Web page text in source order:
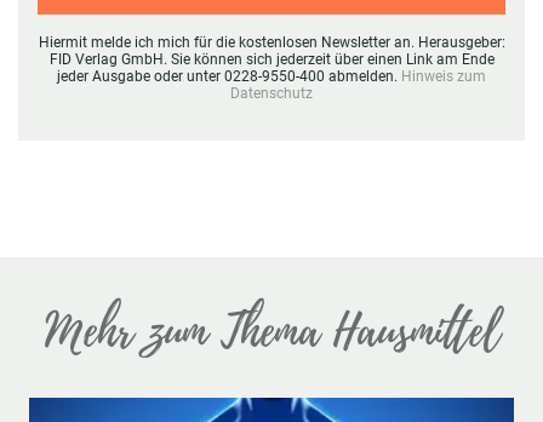
Hiermit melde ich mich für die kostenlosen Newsletter an. Herausgeber:
FID Verlag GmbH. Sie können sich jederzeit über einen Link am Ende
jeder Ausgabe oder unter 0228-9550-400 abmelden. Hinweis zum
Datenschutz
Mehr zum Thema Hausmittel